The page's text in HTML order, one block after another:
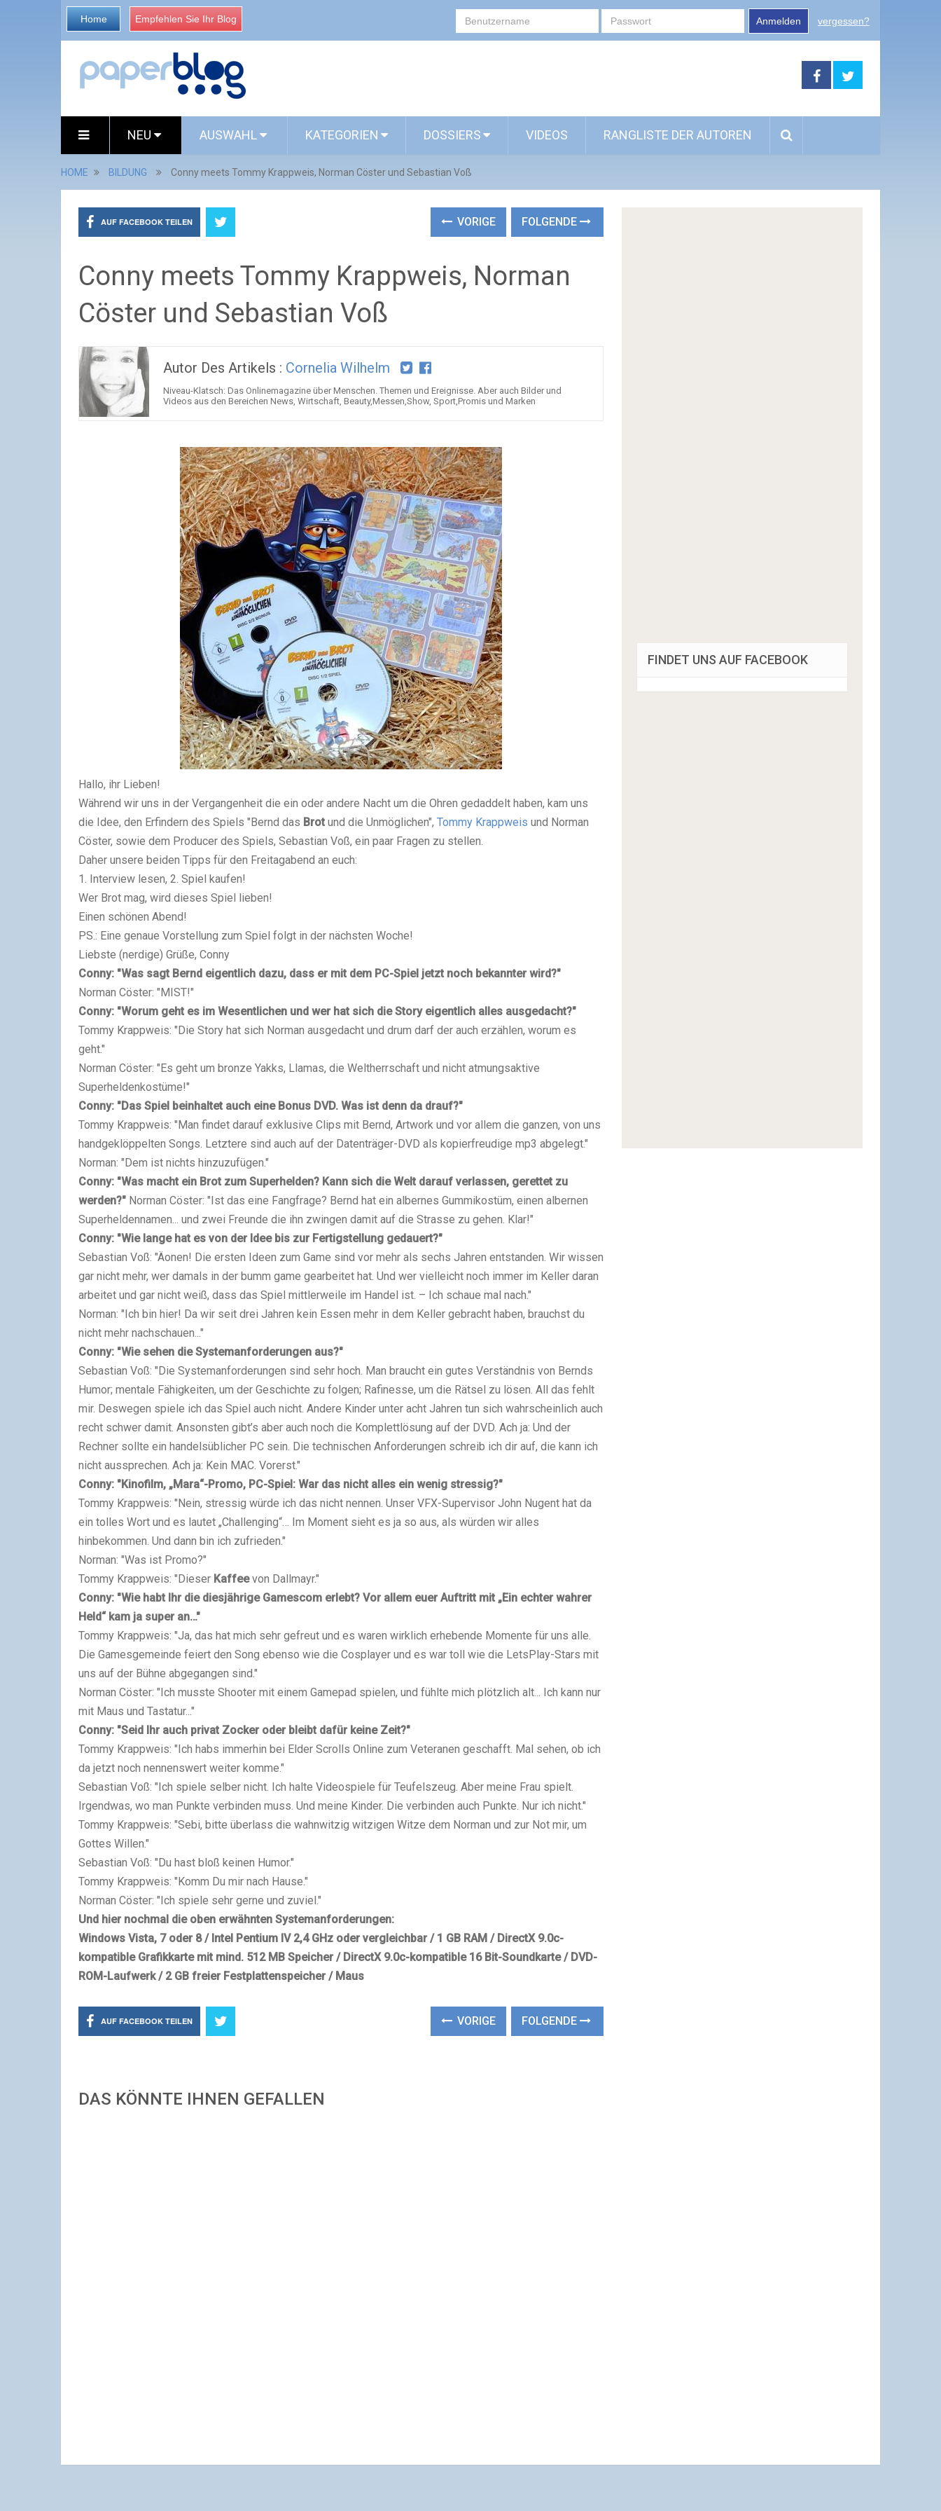
Home Empfehlen Sie Ihr Blog Anmelden vergessen?
NEU AUSWAHL KATEGORIEN DOSSIERS VIDEOS RANGLISTE DER AUTOREN
HOME BILDUNG Conny meets Tommy Krappweis, Norman Cöster und Sebastian Voß
AUF FACEBOOK TEILEN VORIGE FOLGENDE
Conny meets Tommy Krappweis, Norman
Cöster und Sebastian Voß
Autor Des Artikels : Cornelia Wilhelm
Niveau-Klatsch: Das Onlinemagazine über Menschen. Themen und Ereignisse. Aber auch Bilder und
Videos aus den Bereichen News, Wirtschaft, Beauty,Messen,Show, Sport,Promis und Marken
Hallo, ihr Lieben!
Während wir uns in der Vergangenheit die ein oder andere Nacht um die Ohren gedaddelt haben, kam uns
die Idee, den Erfindern des Spiels "Bernd das Brot und die Unmöglichen", Tommy Krappweis und Norman
Cöster, sowie dem Producer des Spiels, Sebastian Voß, ein paar Fragen zu stellen.
Daher unsere beiden Tipps für den Freitagabend an euch:
1. Interview lesen, 2. Spiel kaufen!
Wer Brot mag, wird dieses Spiel lieben!
Einen schönen Abend!
PS.: Eine genaue Vorstellung zum Spiel folgt in der nächsten Woche!
Liebste (nerdige) Grüße, Conny
Conny: "Was sagt Bernd eigentlich dazu, dass er mit dem PC-Spiel jetzt noch bekannter wird?"
Norman Cöster: "MIST!"
Conny: "Worum geht es im Wesentlichen und wer hat sich die Story eigentlich alles ausgedacht?"
Tommy Krappweis: "Die Story hat sich Norman ausgedacht und drum darf der auch erzählen, worum es
geht."
Norman Cöster: "Es geht um bronze Yakks, Llamas, die Weltherrschaft und nicht atmungsaktive
Superheldenkostüme!"
Conny: "Das Spiel beinhaltet auch eine Bonus DVD. Was ist denn da drauf?"
Tommy Krappweis: "Man findet darauf exklusive Clips mit Bernd, Artwork und vor allem die ganzen, von uns
handgeklöppelten Songs. Letztere sind auch auf der Datenträger-DVD als kopierfreudige mp3 abgelegt."
Norman: "Dem ist nichts hinzuzufügen."
Conny: "Was macht ein Brot zum Superhelden? Kann sich die Welt darauf verlassen, gerettet zu
werden?" Norman Cöster: "Ist das eine Fangfrage? Bernd hat ein albernes Gummikostüm, einen albernen
Superheldennamen... und zwei Freunde die ihn zwingen damit auf die Strasse zu gehen. Klar!"
Conny: "Wie lange hat es von der Idee bis zur Fertigstellung gedauert?"
Sebastian Voß: "Äonen! Die ersten Ideen zum Game sind vor mehr als sechs Jahren entstanden. Wir wissen
gar nicht mehr, wer damals in der bumm game gearbeitet hat. Und wer vielleicht noch immer im Keller daran
arbeitet und gar nicht weiß, dass das Spiel mittlerweile im Handel ist. – Ich schaue mal nach."
Norman: "Ich bin hier! Da wir seit drei Jahren kein Essen mehr in dem Keller gebracht haben, brauchst du
nicht mehr nachschauen..."
Conny: "Wie sehen die Systemanforderungen aus?"
Sebastian Voß: "Die Systemanforderungen sind sehr hoch. Man braucht ein gutes Verständnis von Bernds
Humor; mentale Fähigkeiten, um der Geschichte zu folgen; Rafinesse, um die Rätsel zu lösen. All das fehlt
mir. Deswegen spiele ich das Spiel auch nicht. Andere Kinder unter acht Jahren tun sich wahrscheinlich auch
recht schwer damit. Ansonsten gibt’s aber auch noch die Komplettlösung auf der DVD. Ach ja: Und der
Rechner sollte ein handelsüblicher PC sein. Die technischen Anforderungen schreib ich dir auf, die kann ich
nicht aussprechen. Ach ja: Kein MAC. Vorerst."
Conny: "Kinofilm, „Mara“-Promo, PC-Spiel: War das nicht alles ein wenig stressig?"
Tommy Krappweis: "Nein, stressig würde ich das nicht nennen. Unser VFX-Supervisor John Nugent hat da
ein tolles Wort und es lautet „Challenging“… Im Moment sieht es ja so aus, als würden wir alles
hinbekommen. Und dann bin ich zufrieden."
Norman: "Was ist Promo?"
Tommy Krappweis: "Dieser Kaffeevon Dallmayr."
Conny: "Wie habt Ihr die diesjährige Gamescom erlebt? Vor allem euer Auftritt mit „Ein echter wahrer
Held“ kam ja super an…"
Tommy Krappweis: "Ja, das hat mich sehr gefreut und es waren wirklich erhebende Momente für uns alle.
Die Gamesgemeinde feiert den Song ebenso wie die Cosplayer und es war toll wie die LetsPlay-Stars mit
uns auf der Bühne abgegangen sind."
Norman Cöster: "Ich musste Shooter mit einem Gamepad spielen, und fühlte mich plötzlich alt... Ich kann nur
mit Maus und Tastatur..."
Conny: "Seid Ihr auch privat Zocker oder bleibt dafür keine Zeit?"
Tommy Krappweis: "Ich habs immerhin bei Elder Scrolls Online zum Veteranen geschafft. Mal sehen, ob ich
da jetzt noch nennenswert weiter komme."
Sebastian Voß: "Ich spiele selber nicht. Ich halte Videospiele für Teufelszeug. Aber meine Frau spielt.
Irgendwas, wo man Punkte verbinden muss. Und meine Kinder. Die verbinden auch Punkte. Nur ich nicht."
Tommy Krappweis: "Sebi, bitte überlass die wahnwitzig witzigen Witze dem Norman und zur Not mir, um
Gottes Willen."
Sebastian Voß: "Du hast bloß keinen Humor."
Tommy Krappweis: "Komm Du mir nach Hause."
Norman Cöster: "Ich spiele sehr gerne und zuviel."
Und hier nochmal die oben erwähnten Systemanforderungen:
Windows Vista, 7 oder 8 / Intel Pentium IV 2,4 GHz oder vergleichbar / 1 GB RAM / DirectX 9.0c-
kompatible Grafikkarte mit mind. 512 MB Speicher / DirectX 9.0c-kompatible 16 Bit-Soundkarte / DVD-
ROM-Laufwerk / 2 GB freier Festplattenspeicher / Maus
AUF FACEBOOK TEILEN VORIGE FOLGENDE
DAS KÖNNTE IHNEN GEFALLEN
FINDET UNS AUF FACEBOOK